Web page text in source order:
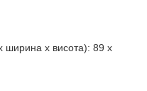
ширина x висота): 89 х